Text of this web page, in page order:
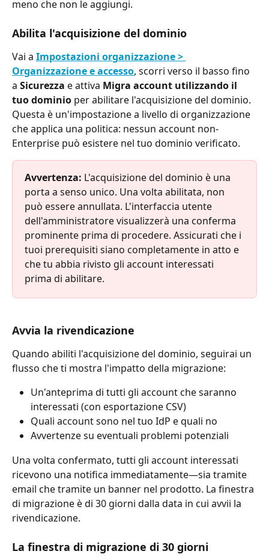
meno che non le aggiungi.
Abilita l'acquisizione del dominio
Vai a Impostazioni organizzazione >
Organizzazione e accesso, scorri verso il basso fino
a Sicurezza e attiva Migra account utilizzando il
tuo dominio per abilitare l'acquisizione del dominio.
Questa è un'impostazione a livello di organizzazione
che applica una politica: nessun account non-
Enterprise può esistere nel tuo dominio verificato.
Avvertenza: L'acquisizione del dominio è una
porta a senso unico. Una volta abilitata, non
può essere annullata. L'interfaccia utente
dell'amministratore visualizzerà una conferma
prominente prima di procedere. Assicurati che i
tuoi prerequisiti siano completamente in atto e
che tu abbia rivisto gli account interessati
prima di abilitare.
Avvia la rivendicazione
Quando abiliti l'acquisizione del dominio, seguirai un
flusso che ti mostra l'impatto della migrazione:
Un'anteprima di tutti gli account che saranno
interessati (con esportazione CSV)
Quali account sono nel tuo IdP e quali no
Avvertenze su eventuali problemi potenziali
Una volta confermato, tutti gli account interessati
ricevono una notifica immediatamente—sia tramite
email che tramite un banner nel prodotto. La finestra
di migrazione è di 30 giorni dalla data in cui avvii la
rivendicazione.
La finestra di migrazione di 30 giorni